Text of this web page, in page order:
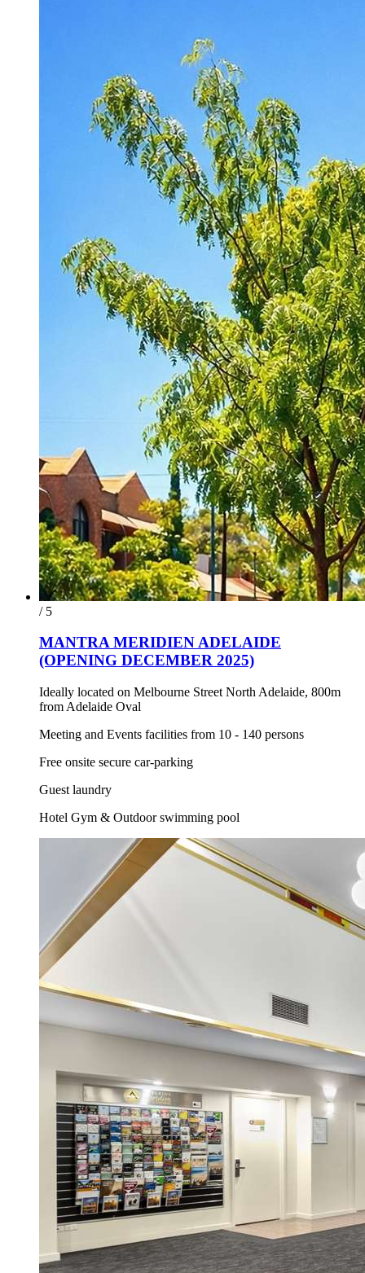
/ 5
MANTRA MERIDIEN ADELAIDE
(OPENING DECEMBER 2025)
Ideally located on Melbourne Street North Adelaide, 800m
from Adelaide Oval
Meeting and Events facilities from 10 - 140 persons
Free onsite secure car-parking
Guest laundry
Hotel Gym & Outdoor swimming pool